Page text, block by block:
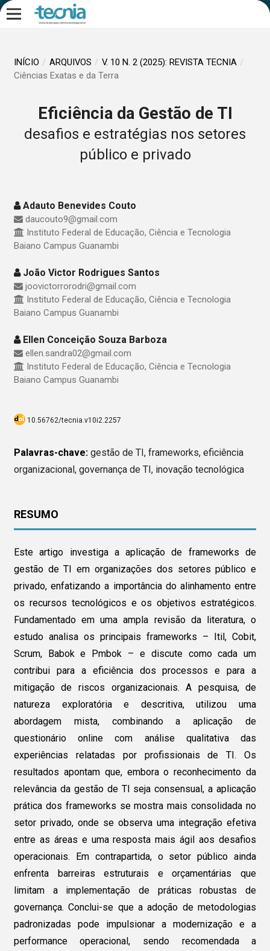
INÍCIO / ARQUIVOS / V. 10 N. 2 (2025): REVISTA TECNIA /
Ciências Exatas e da Terra
Eficiência da Gestão de TI
desafios e estratégias nos setores
público e privado
Adauto Benevides Couto
daucouto9@gmail.com
Instituto Federal de Educação, Ciência e Tecnologia
Baiano Campus Guanambi
João Victor Rodrigues Santos
joovictorrorodri@gmail.com
Instituto Federal de Educação, Ciência e Tecnologia
Baiano Campus Guanambi
Ellen Conceição Souza Barboza
ellen.sandra02@gmail.com
Instituto Federal de Educação, Ciência e Tecnologia
Baiano Campus Guanambi
10.56762/tecnia.v10i2.2257
Palavras-chave: gestão de TI, frameworks, eficiência
organizacional, governança de TI, inovação tecnológica
RESUMO
Este artigo investiga a aplicação de frameworks de
gestão de TI em organizações dos setores público e
privado, enfatizando a importância do alinhamento entre
os recursos tecnológicos e os objetivos estratégicos.
Fundamentado em uma ampla revisão da literatura, o
estudo analisa os principais frameworks – Itil, Cobit,
Scrum, Babok e Pmbok – e discute como cada um
contribui para a eficiência dos processos e para a
mitigação de riscos organizacionais. A pesquisa, de
natureza exploratória e descritiva, utilizou uma
abordagem mista, combinando a aplicação de
questionário online com análise qualitativa das
experiências relatadas por profissionais de TI. Os
resultados apontam que, embora o reconhecimento da
relevância da gestão de TI seja consensual, a aplicação
prática dos frameworks se mostra mais consolidada no
setor privado, onde se observa uma integração efetiva
entre as áreas e uma resposta mais ágil aos desafios
operacionais. Em contrapartida, o setor público ainda
enfrenta barreiras estruturais e orçamentárias que
limitam a implementação de práticas robustas de
governança. Conclui-se que a adoção de metodologias
padronizadas pode impulsionar a modernização e a
performance operacional, sendo recomendada a